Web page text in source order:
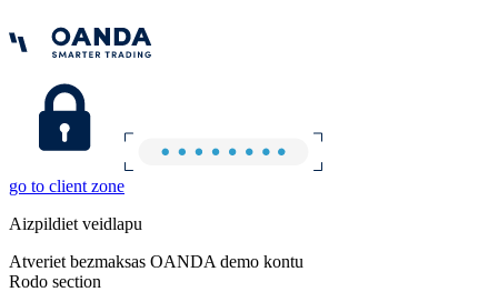
go to client zone
Aizpildiet veidlapu
Atveriet bezmaksas OANDA demo kontu
Rodo section